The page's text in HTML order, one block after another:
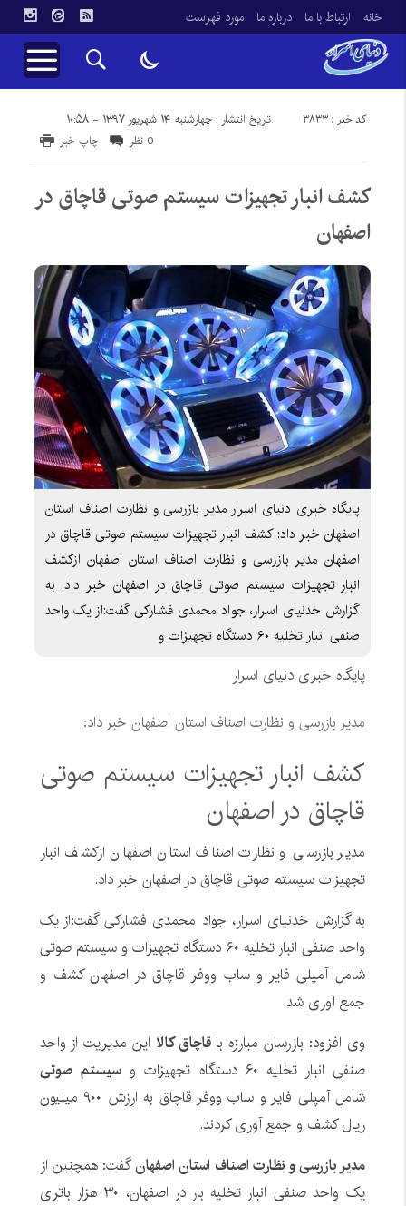
خانه ارتباط با ما درباره ما مورد فهرست
تاریخ انتشار : چهارشنبه ۱۴ شهریور ۱۳۹۷ - ۱۰:۵۸ کد خبر : 3833
چاپ خبر 0 نظر
کشف انبار تجهیزات سیستم صوتی قاچاق در
اصفهان
پایگاه خبری دنیای اسرار مدیر بازرسی و نظارت اصناف استان
اصفهان خبر داد: کشف انبار تجهیزات سیستم صوتی قاچاق در
اصفهان مدیر بازرسی و نظارت اصناف استان اصفهان ازکشف
انبار تجهیزات سیستم صوتی قاچاق در اصفهان خبر داد. به
گزارش خدنیای اسرار، جواد محمدی فشارکی گفت:از یک واحد
صنفی انبار تخلیه ۶۰ دستگاه تجهیزات و
پایگاه خبری دنیای اسرار
مدیر بازرسی و نظارت اصناف استان اصفهان خبر داد:
کشف انبار تجهیزات سیستم صوتی
قاچاق در اصفهان
مدیر بازرسی و نظارت اصناف استان اصفهان ازکشف انبار
تجهیزات سیستم صوتی قاچاق در اصفهان خبر داد.
به گزارش خدنیای اسرار، جواد محمدی فشارکی گفت:از یک
واحد صنفی انبار تخلیه ۶۰ دستگاه تجهیزات و سیستم صوتی
شامل آمپلی فایر و ساب ووفر قاچاق در اصفهان کشف و
جمع آوری شد.
وی افزود: بازرسان مبارزه باقاچاق کالا این مدیریت از واحد
صنفی انبار تخلیه ۶۰ دستگاه تجهیزات و
سیستم صوتی
شامل آمپلی فایر و ساب ووفر قاچاق به ارزش ۹۰۰ میلیون
ریال کشف و جمع آوری کردند.
مدیر بازرسی و نظارت اصناف استان اصفهانگفت: همچنین از
یک واحد صنفی انبار تخلیه بار در اصفهان، ۳۰ هزار باتری